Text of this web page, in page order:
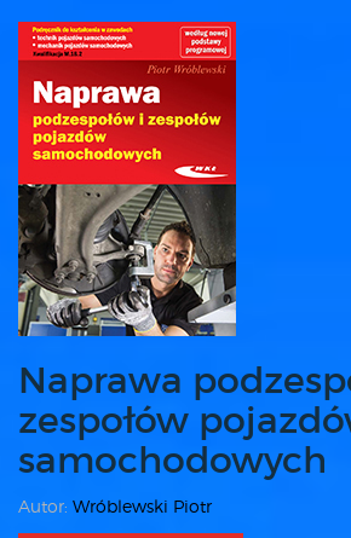
Naprawa
zespołów
samochodowych
Autor: Wróblewski Piotr